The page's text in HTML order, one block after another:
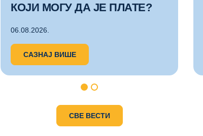
КОЈИ МОГУ ДА ЈЕ ПЛАТЕ?
06.08.2026.
САЗНАЈ ВИШЕ
СВЕ ВЕСТИ